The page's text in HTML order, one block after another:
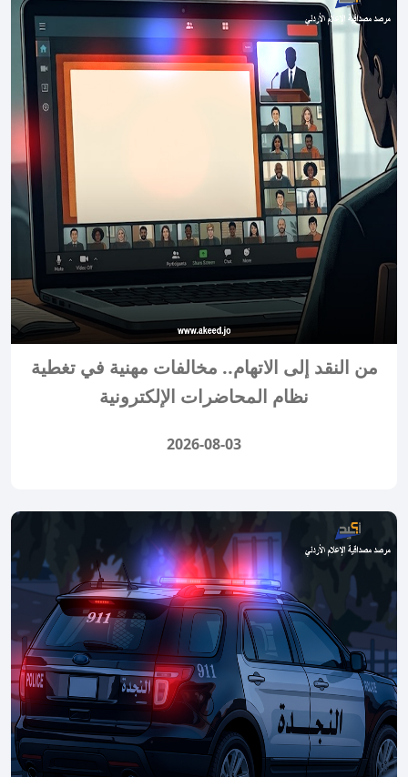
من النقد إلى الاتهام.. مخالفات مهنية في تغطية
نظام المحاضرات الإلكترونية
2026-08-03